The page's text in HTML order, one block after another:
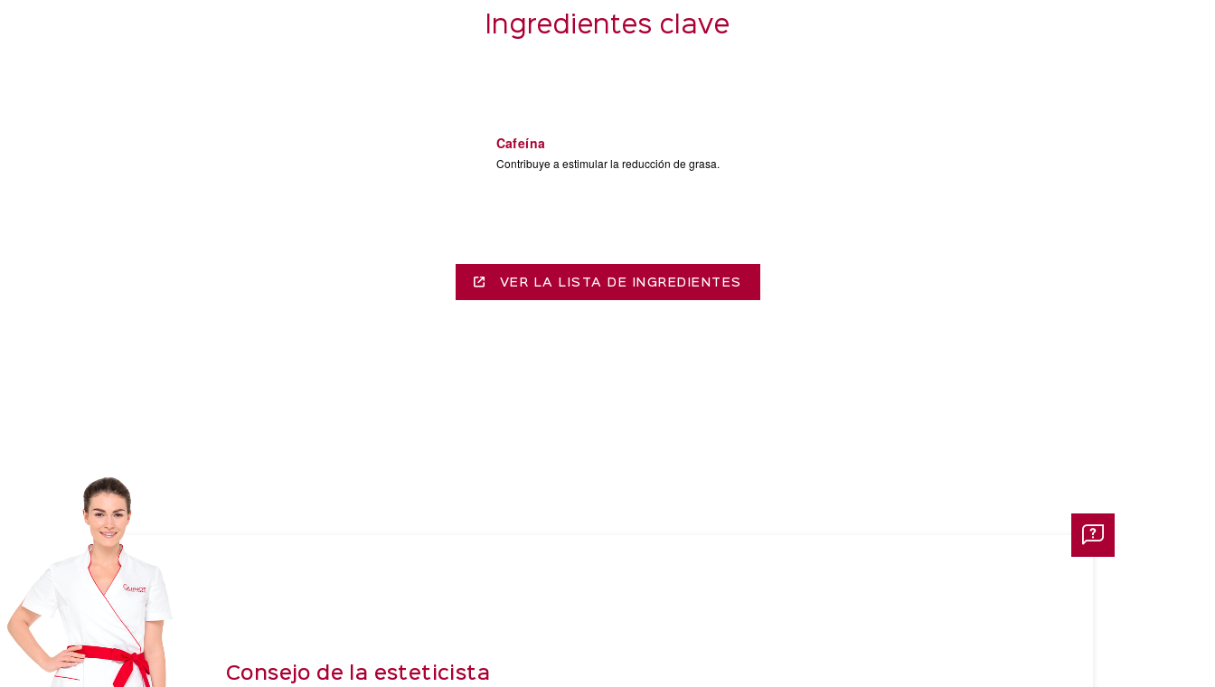
Ingredientes clave
Cafeína
Contribuye a estimular la reducción de grasa.
VER LA LISTA DE INGREDIENTES
Consejo de la esteticista